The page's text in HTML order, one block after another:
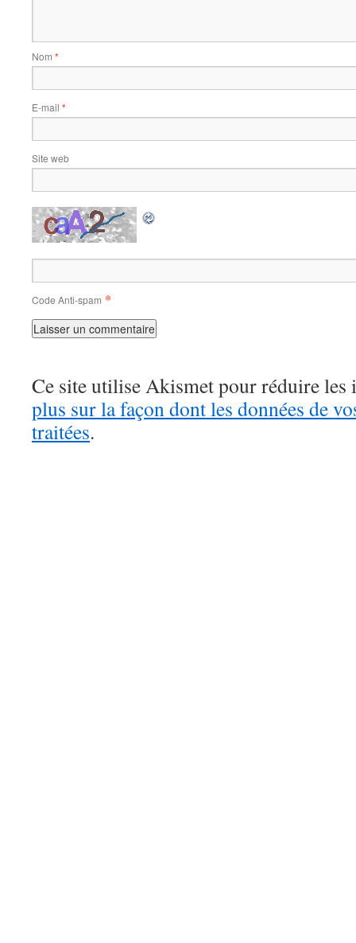
Nom *
E-mail *
Site web
Code Anti-spam *
Ce site utilise Akismet pour réduire les
plus sur la façon dont les données de
traitées.